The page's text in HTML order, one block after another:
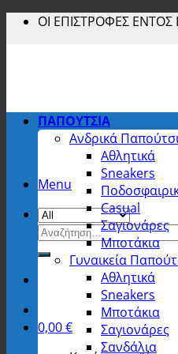
Skip ΟΙ ΕΠΙΣΤΡΟΦΕΣ ΕΝΤΟΣ
Menu
Αναζήτηση
για:
0,00€
ΠΑΠΟΥΤΣΙΑ
Ανδρικά
Αθλητικά
Sneakers
Casual
Σαγιονάρες
Μποτάκια
Γυναικεία
Αθλητικά
Sneakers
Μποτάκια
Σαγιονάρες
Σανδάλια